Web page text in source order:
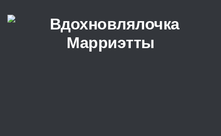
Перейти к содержимому